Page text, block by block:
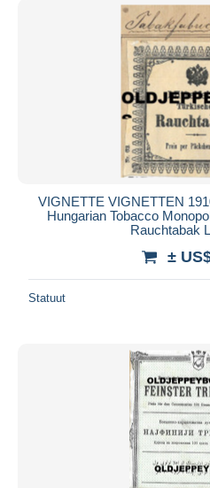
VIGNETTE VIGNETTEN
Hungarian Tobacco
Rauchtabak
±
Statuut